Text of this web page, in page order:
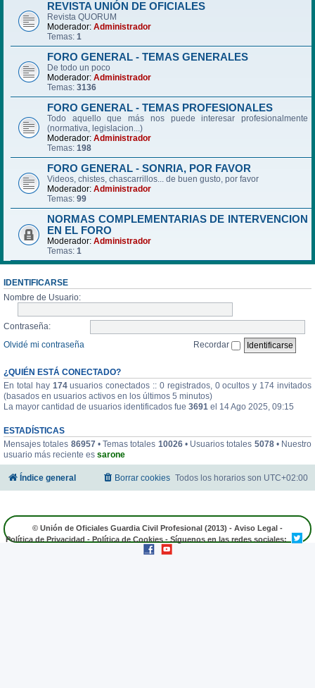
REVISTA UNIÓN DE OFICIALES
Revista QUORUM
Moderador: Administrador
Temas: 1
FORO GENERAL - TEMAS GENERALES
De todo un poco
Moderador: Administrador
Temas: 3136
FORO GENERAL - TEMAS PROFESIONALES
Todo aquello que más nos puede interesar profesionalmente
(normativa, legislacion...)
Moderador: Administrador
Temas: 198
FORO GENERAL - SONRIA, POR FAVOR
Videos, chistes, chascarrillos... de buen gusto, por favor
Moderador: Administrador
Temas: 99
NORMAS COMPLEMENTARIAS DE INTERVENCION
EN EL FORO
Moderador: Administrador
Temas: 1
IDENTIFICARSE
Nombre de Usuario:
Contraseña:
Olvidé mi contraseña
Recordar
¿QUIÉN ESTÁ CONECTADO?
En total hay 174usuarios conectados :: 0 registrados, 0 ocultos y 174 invitados
(basados en usuarios activos en los últimos 5 minutos)
La mayor cantidad de usuarios identificados fue 3691 el 14 Ago 2025, 09:15
ESTADÍSTICAS
Mensajes totales 86957• Temas totales 10026• Usuarios totales 5078• Nuestro
usuario más reciente es sarone
Índice general Todos los horarios son UTC+02:00
Borrar cookies
© Unión de Oficiales Guardia Civil Profesional (2013) - Aviso Legal -
Política de Privacidad - Política de Cookies - Síguenos en las redes sociales: